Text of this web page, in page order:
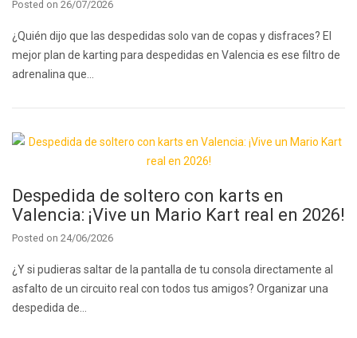
Posted on 26/07/2026
¿Quién dijo que las despedidas solo van de copas y disfraces? El
mejor plan de karting para despedidas en Valencia es ese filtro de
adrenalina que…
Despedida de soltero con karts en
Valencia: ¡Vive un Mario Kart real en 2026!
Posted on 24/06/2026
¿Y si pudieras saltar de la pantalla de tu consola directamente al
asfalto de un circuito real con todos tus amigos? Organizar una
despedida de…